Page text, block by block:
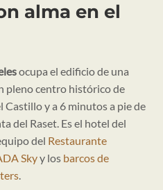
alma en el
ocupa el edificio de una
pleno centro histórico de
Castillo y a 6 minutos a pie de
del Raset. Es el hotel del
del Restaurante
Skyy los barcos de
.